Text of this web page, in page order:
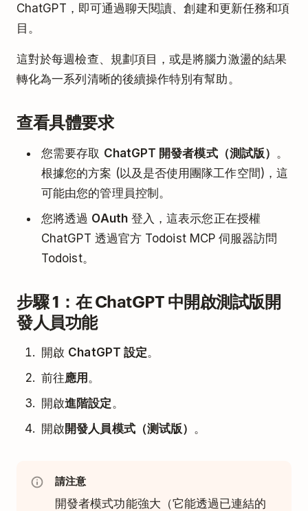
ChatGPT，即可通過聊天閱讀、創建和更新任務和項
目。
這對於每週檢查、規劃項目，或是將腦力激盪的結果
轉化為一系列清晰的後續操作特別有幫助。
查看具體要求
您需要存取 ChatGPT 開發者模式（測試版） 。
根據您的方案 (以及是否使用團隊工作空間)，這
可能由您的管理員控制。
您將透過 OAuth登入，這表示您正在授權
ChatGPT 透過官方 Todoist MCP 伺服器訪問
Todoist。
步驟 1：在 ChatGPT 中開啟測試版開
發人員功能
開啟 ChatGPT 設定。
前往應用 。
開啟進階設定 。
開啟 開發人員模式（测试版） 。
請注意
開發者模式功能強大（它能透過已連結的